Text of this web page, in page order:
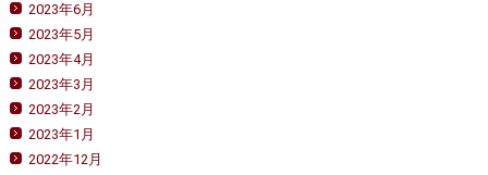
2023年6月
2023年5月
2023年4月
2023年3月
2023年2月
2023年1月
2022年12月